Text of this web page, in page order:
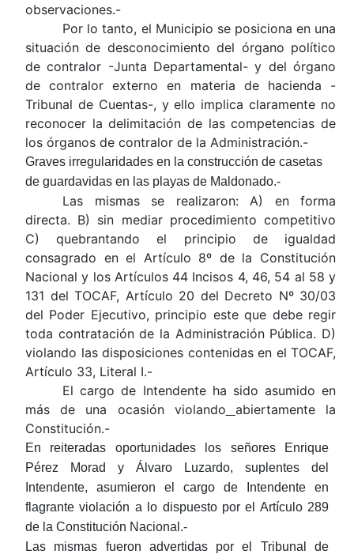
observaciones.-
Por lo tanto, el Municipio se posiciona en una
situación de desconocimiento del órgano político
de contralor -Junta Departamental- y del órgano
de contralor externo en materia de hacienda -
Tribunal de Cuentas-, y ello implica claramente no
reconocer la delimitación de las competencias de
los órganos de contralor de la Administración.-
Graves irregularidades en la construcción de casetas
de guardavidas en las playas de Maldonado.-
Las mismas se realizaron: A) en forma
directa. B) sin mediar procedimiento competitivo
C) quebrantando el principio de igualdad
consagrado en el Artículo 8º de la Constitución
Nacional y los Artículos 44 Incisos 4, 46, 54 al 58 y
131 del TOCAF, Artículo 20 del Decreto Nº 30/03
del Poder Ejecutivo, principio este que debe regir
toda contratación de la Administración Pública. D)
violando las disposiciones contenidas en el TOCAF,
Artículo 33, Literal I.-
El cargo de Intendente ha sido asumido en
más de una ocasión violando
abiertamente la
Constitución.-
En reiteradas oportunidades los señores Enrique
Pérez Morad y Álvaro Luzardo, suplentes del
Intendente, asumieron el cargo de Intendente en
flagrante violación a lo dispuesto por el Artículo 289
de la Constitución Nacional.-
Las mismas fueron advertidas por el Tribunal de